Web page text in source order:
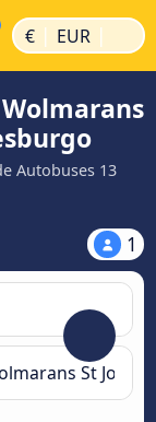
€ | EUR |
Autobuses 13
1